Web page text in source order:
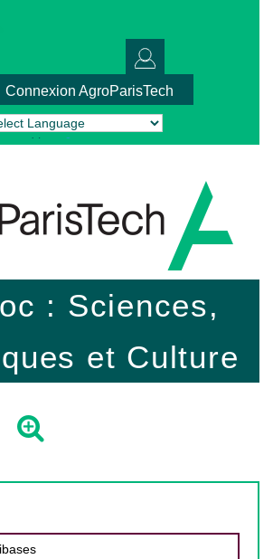
Connexion AgroParisTech
by Translate
: Sciences,
et Culture